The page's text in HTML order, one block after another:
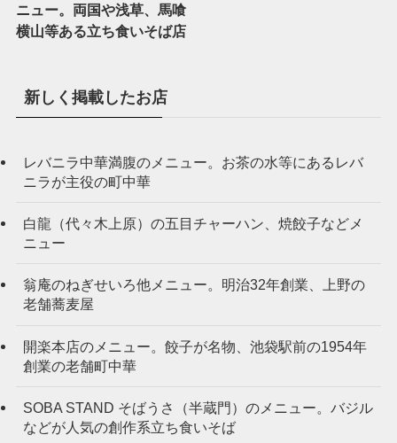
ニュー。両国や浅草、馬喰
横山等ある立ち食いそば店
新しく掲載したお店
レバニラ中華満腹のメニュー。お茶の水等にあるレバ
ニラが主役の町中華
白龍（代々木上原）の五目チャーハン、焼餃子などメ
ニュー
翁庵のねぎせいろ他メニュー。明治32年創業、上野の
老舗蕎麦屋
開楽本店のメニュー。餃子が名物、池袋駅前の1954年
創業の老舗町中華
SOBA STAND そばうさ（半蔵門）のメニュー。バジル
などが人気の創作系立ち食いそば